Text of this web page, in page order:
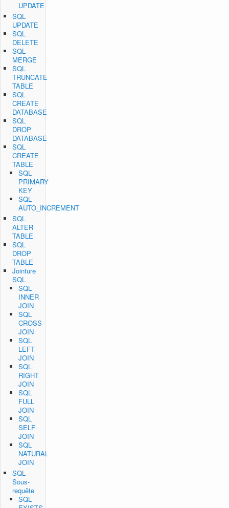
UPDATE
SQL
UPDATE
SQL
DELETE
SQL
MERGE
SQL
TRUNCATE
TABLE
SQL
CREATE
DATABASE
SQL
DROP
DATABASE
SQL
CREATE
TABLE
SQL
PRIMARY
KEY
SQL
AUTO_INCREMENT
SQL
ALTER
TABLE
SQL
DROP
TABLE
Jointure
SQL
SQL
INNER
JOIN
SQL
CROSS
JOIN
SQL
LEFT
JOIN
SQL
RIGHT
JOIN
SQL
FULL
JOIN
SQL
SELF
JOIN
SQL
NATURAL
JOIN
SQL
Sous-
requête
SQL